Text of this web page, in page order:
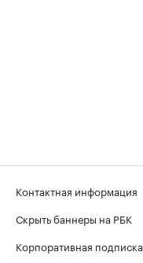
Контактная информация
Скрыть баннеры на РБК
Корпоративная подписка